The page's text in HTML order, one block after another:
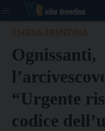
Ognissanti,
“Urgente
codice